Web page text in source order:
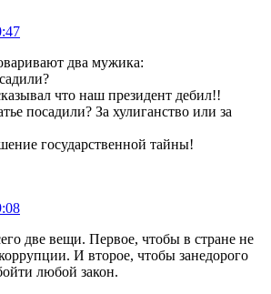
два мужика:
что наш президент дебил!!
посадили? За хулиганство или за
государственной тайны!
две вещи. Первое, чтобы в стране не
И второе, чтобы занедорого
любой закон.